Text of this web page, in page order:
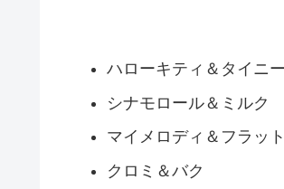
ハローキティ＆タイニ
シナモロール＆ミルク
マイメロディ＆フラッ
クロミ＆バク